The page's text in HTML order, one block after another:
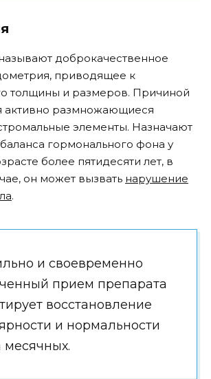
доброкачественное
приводящее к
толщины и размеров. Причиной
активно размножающиеся
элементы. Назначают
гормонального фона у
более пятидесяти лет, в
он может вызвать нарушение
.
и своевременно
прием препарата
восстановление
и нормальности
месячных.